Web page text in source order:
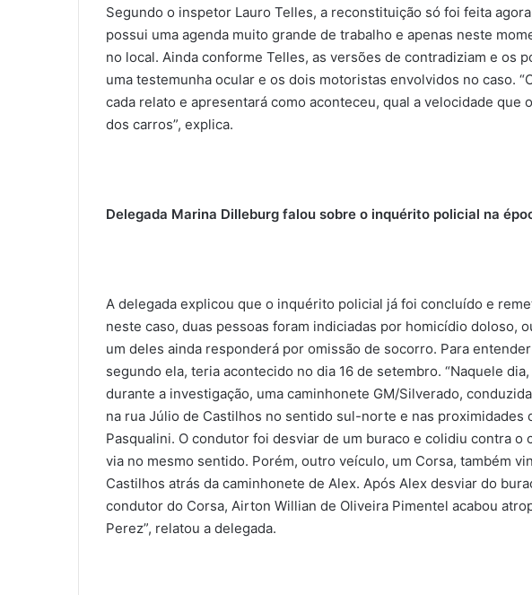
Segundo o inspetor Lauro Telles, a reconstituição só foi feita
possui uma agenda muito grande de trabalho e apenas neste
no local. Ainda conforme Telles, as versões de contradiziam e os
uma testemunha ocular e os dois motoristas envolvidos no caso.
cada relato e apresentará como aconteceu, qual a velocidade que
dos carros”, explica.
Delegada Marina Dilleburg falou sobre o inquérito policial na
A delegada explicou que o inquérito policial já foi concluído e
neste caso, duas pessoas foram indiciadas por homicídio doloso,
um deles ainda responderá por omissão de socorro. Para
segundo ela, teria acontecido no dia 16 de setembro. “Naquele
durante a investigação, uma caminhonete GM/Silverado,
na rua Júlio de Castilhos no sentido sul-norte e nas proximidades
Pasqualini. O condutor foi desviar de um buraco e colidiu contra o
via no mesmo sentido. Porém, outro veículo, um Corsa, também
Castilhos atrás da caminhonete de Alex. Após Alex desviar do
condutor do Corsa, Airton Willian de Oliveira Pimentel acabou
Perez”, relatou a delegada.